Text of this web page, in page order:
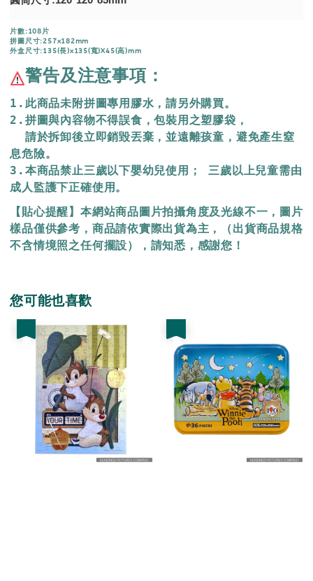
片數:108片
拼圖尺寸:257x182mm
外盒尺寸:135(長)x135(寬)X45(高)mm
警告及注意事項：
1.此商品未附拼圖專用膠水，請另外購買。
2.拼圖與內容物不得誤食，包裝用之塑膠袋，
  請於拆卸後立即銷毀丟棄，
並遠離孩童，避免產生窒
息危險。
3.本商品禁止三歲以下嬰幼兒使用； 三歲以上兒童需由
成人監護下正確使用。
【貼心提醒】本網站商品圖片拍攝角度及光線不一，圖片
樣品僅供參考，商品請依實際出貨為主，（出貨商品規格
不含情境照之任何擺設），請知悉，感謝您！
您可能也喜歡